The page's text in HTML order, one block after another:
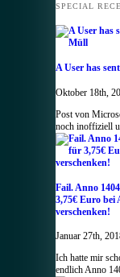
SPECIAL
A User has
Oktober 18th,
Post von
noch inoffiziell
Fail. Anno
3,75€ Euro bei
verschenken!
Januar 27th,
Ich hatte mir
endlich Anno